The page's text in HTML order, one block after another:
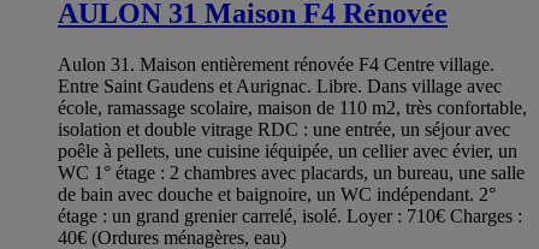
AULON 31 Maison F4 Rénovée
Aulon 31. Maison entièrement rénovée F4 Centre village.
Entre Saint Gaudens et Aurignac. Libre. Dans village avec
école, ramassage scolaire, maison de 110 m2, très confortable,
isolation et double vitrage RDC : une entrée, un séjour avec
poêle à pellets, une cuisine iéquipée, un cellier avec évier, un
WC 1° étage : 2 chambres avec placards, un bureau, une salle
de bain avec douche et baignoire, un WC indépendant. 2°
étage : un grand grenier carrelé, isolé. Loyer : 710€ Charges :
40€ (Ordures ménagères, eau)